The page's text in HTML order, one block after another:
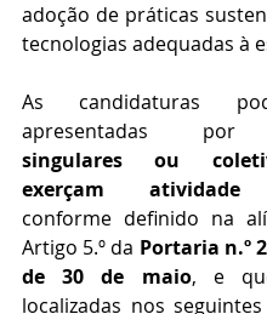
adoção de práticas
tecnologias adequadas à
As candidaturas
apresentadas
singulares ou
exerçam atividade
conforme definido na
Artigo 5.º da Portaria n.º
de 30 de maio, e
localizadas nos